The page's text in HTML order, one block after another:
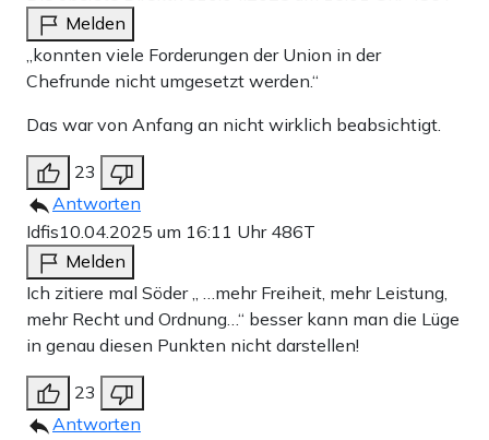
Melden
„konnten viele Forderungen der Union in der
Chefrunde nicht umgesetzt werden.“
Das war von Anfang an nicht wirklich beabsichtigt.
23
Antworten
Idfis10.04.2025 um 16:11 Uhr 486T
Melden
Ich zitiere mal Söder „ …mehr Freiheit, mehr Leistung,
mehr Recht und Ordnung…“ besser kann man die Lüge
in genau diesen Punkten nicht darstellen!
23
Antworten